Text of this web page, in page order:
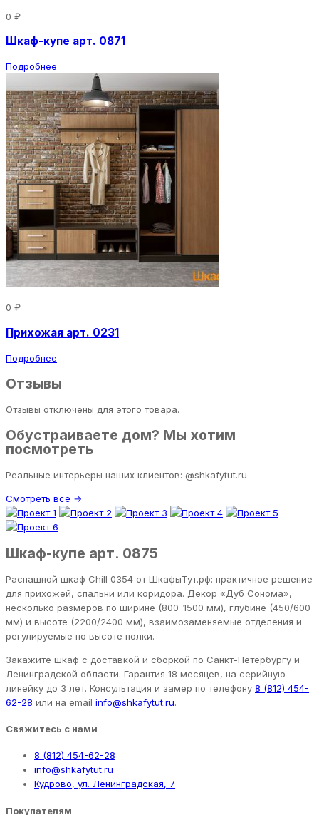
0 ₽
Шкаф-купе арт. 0871
Подробнее
0 ₽
Прихожая арт. 0231
Подробнее
Отзывы
Отзывы отключены для этого товара.
Обустраиваете дом? Мы хотим
посмотреть
Реальные интерьеры наших клиентов: @shkafytut.ru
Смотреть все →
Шкаф-купе арт. 0875
Распашной шкаф Chill 0354 от ШкафыТут.рф: практичное решение
для прихожей, спальни или коридора. Декор «Дуб Сонома»,
несколько размеров по ширине (800-1500 мм), глубине (450/600
мм) и высоте (2200/2400 мм), взаимозаменяемые отделения и
регулируемые по высоте полки.
Закажите шкаф с доставкой и сборкой по Санкт-Петербургу и
Ленинградской области. Гарантия 18 месяцев, на серийную
линейку до 3 лет. Консультация и замер по телефону 8 (812) 454-
62-28 или на email info@shkafytut.ru.
Свяжитесь с нами
8 (812) 454-62-28
info@shkafytut.ru
Кудрово, ул. Ленинградская, 7
Покупателям